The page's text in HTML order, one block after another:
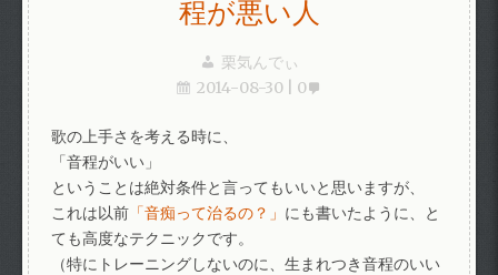
程が悪い人
栗気んでぃ
2014-08-30
0
歌の上手さを考える時に、
「音程がいい」
ということは絶対条件と言ってもいいと思いますが、
これは以前 「音痴って治るの？」 にも書いたように、と
ても高度なテクニックです。
（特にトレーニングしないのに、生まれつき音程のいい